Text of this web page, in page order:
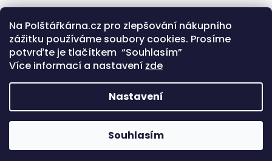
Na Polštářkárna.cz pro zlepšování nákupního
zážitku používáme soubory cookies. Prosíme
potvrďte je tlačítkem “Souhlasím”
Více informací a nastavení zde
Nastavení
Souhlasím
Dotace Evropské unie Co je sublimační technologie?
Copyright 2026Polštářkárna.cz
práva vyhrazena.Upravit nastavení cookies